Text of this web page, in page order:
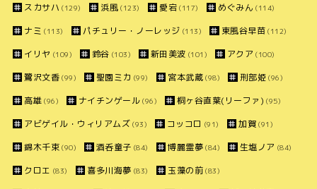
スカサハ (129) 浜風 (123) 愛宕 (117) めぐみん (114)
ナミ (113) パチュリー・ノーレッジ (113) 東風谷早苗 (112)
イリヤ (109) 鈴谷 (103) 新田美波 (101) アクア (100)
鷺沢文香 (99) 聖園ミカ (99) 宮本武蔵 (98) 刑部姫 (96)
高雄 (96) ナイチンゲール (96) 桐ヶ谷直葉(リーファ) (95)
アビゲイル・ウィリアムズ (93) コッコロ (91) 加賀 (91)
錦木千束 (90) 酒呑童子 (84) 博麗霊夢 (84) 生塩ノア (84)
クロエ (83) 喜多川海夢 (83) 玉藻の前 (83)